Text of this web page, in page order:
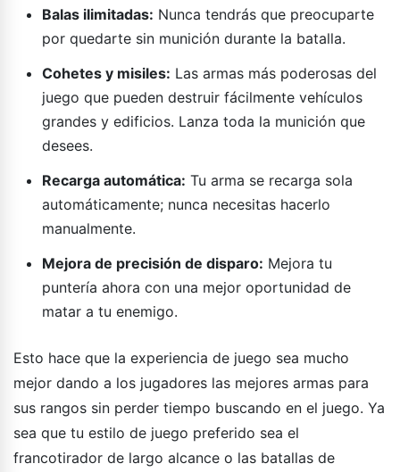
Balas ilimitadas: Nunca tendrás que preocuparte
por quedarte sin munición durante la batalla.
Cohetes y misiles: Las armas más poderosas del
juego que pueden destruir fácilmente vehículos
grandes y edificios. Lanza toda la munición que
desees.
Recarga automática: Tu arma se recarga sola
automáticamente; nunca necesitas hacerlo
manualmente.
Mejora de precisión de disparo: Mejora tu
puntería ahora con una mejor oportunidad de
matar a tu enemigo.
Esto hace que la experiencia de juego sea mucho
mejor dando a los jugadores las mejores armas para
sus rangos sin perder tiempo buscando en el juego. Ya
sea que tu estilo de juego preferido sea el
francotirador de largo alcance o las batallas de